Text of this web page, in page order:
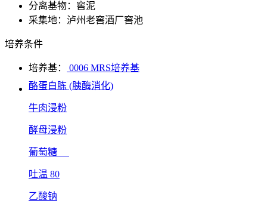
分离基物：窖泥
采集地：泸州老窖酒厂窖池
培养条件
培养基：
0006 MRS培养基
酪蛋白胨 (胰酶消化)
牛肉浸粉
酵母浸粉
葡萄糖
吐温 80
乙酸钠